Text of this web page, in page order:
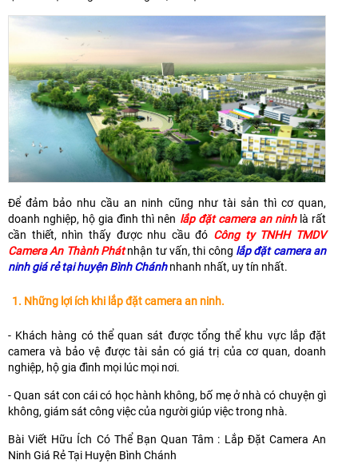
Để đảm bảo nhu cầu an ninh cũng như tài sản thì cơ quan,
doanh nghiệp, hộ gia đình thì nên lắp đặt camera an ninhlà rất
cần thiết, nhìn thấy được nhu cầu đó Công ty TNHH TMDV
Camera An Thành Phátnhận tư vấn, thi công lắp đặt camera an
ninh giá rẻ tại huyện Bình Chánhnhanh nhất, uy tín nhất.
1. Những lợi ích khi lắp đặt camera an ninh.
- Khách hàng có thể quan sát được tổng thể khu vực lắp đặt
camera và bảo vệ được tài sản có giá trị của cơ quan, doanh
nghiệp, hộ gia đình mọi lúc mọi nơi.
- Quan sát con cái có học hành không, bố mẹ ở nhà có chuyện gì
không, giám sát công việc của người giúp việc trong nhà.
Bài Viết Hữu Ích Có Thể Bạn Quan Tâm : Lắp Đặt Camera An
Ninh Giá Rẻ Tại Huyện Bình Chánh